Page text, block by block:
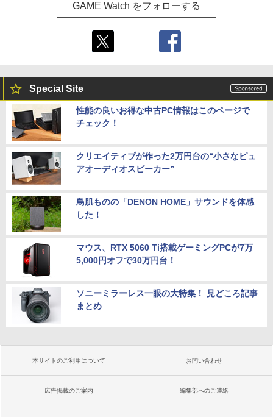
GAME Watch をフォローする
Special Site
性能の良いお得な中古PC情報はこのページで
チェック！
クリエイティブが作った2万円台の“小さなピュ
アオーディオスピーカー”
鳥肌ものの「DENON HOME」サウンドを体感
した！
マウス、RTX 5060 Ti搭載ゲーミングPCが7万
5,000円オフで30万円台！
ソニーミラーレス一眼の大特集！ 見どころ記事
まとめ
本サイトのご利用について お問い合わせ
広告掲載のご案内 編集部へのご連絡